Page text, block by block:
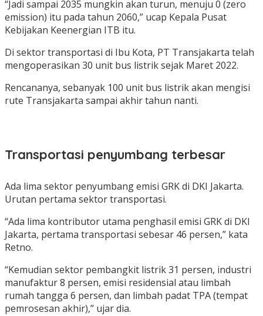
“Jadi sampai 2035 mungkin akan turun, menuju 0 (zero
emission) itu pada tahun 2060,” ucap Kepala Pusat
Kebijakan Keenergian ITB itu.
Di sektor transportasi di Ibu Kota, PT Transjakarta telah
mengoperasikan 30 unit bus listrik sejak Maret 2022.
Rencananya, sebanyak 100 unit bus listrik akan mengisi
rute Transjakarta sampai akhir tahun nanti.
Transportasi penyumbang terbesar
Ada lima sektor penyumbang emisi GRK di DKI Jakarta.
Urutan pertama sektor transportasi.
“Ada lima kontributor utama penghasil emisi GRK di DKI
Jakarta, pertama transportasi sebesar 46 persen,” kata
Retno.
“Kemudian sektor pembangkit listrik 31 persen, industri
manufaktur 8 persen, emisi residensial atau limbah
rumah tangga 6 persen, dan limbah padat TPA (tempat
pemrosesan akhir),” ujar dia.